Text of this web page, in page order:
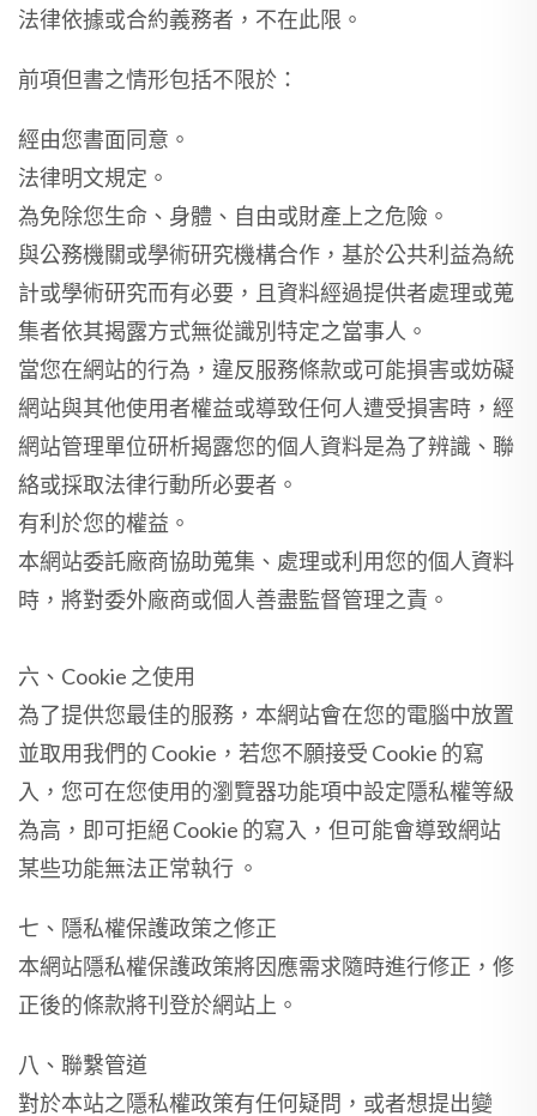
法律依據或合約義務者，不在此限。
前項但書之情形包括不限於：
經由您書面同意。
法律明文規定。
為免除您生命、身體、自由或財產上之危險。
與公務機關或學術研究機構合作，基於公共利益為統
計或學術研究而有必要，且資料經過提供者處理或蒐
集者依其揭露方式無從識別特定之當事人。
當您在網站的行為，違反服務條款或可能損害或妨礙
網站與其他使用者權益或導致任何人遭受損害時，經
網站管理單位研析揭露您的個人資料是為了辨識、聯
絡或採取法律行動所必要者。
有利於您的權益。
本網站委託廠商協助蒐集、處理或利用您的個人資料
時，將對委外廠商或個人善盡監督管理之責。
六、Cookie 之使用
為了提供您最佳的服務，本網站會在您的電腦中放置
並取用我們的 Cookie，若您不願接受 Cookie 的寫
入，您可在您使用的瀏覽器功能項中設定隱私權等級
為高，即可拒絕 Cookie 的寫入，但可能會導致網站
某些功能無法正常執行 。
七、隱私權保護政策之修正
本網站隱私權保護政策將因應需求隨時進行修正，修
正後的條款將刊登於網站上。
八、聯繫管道
對於本站之隱私權政策有任何疑問，或者想提出變